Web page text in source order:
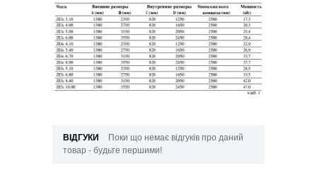
ВІДГУКИ
Поки що немає відгуків про даний
товар - будьте першими!